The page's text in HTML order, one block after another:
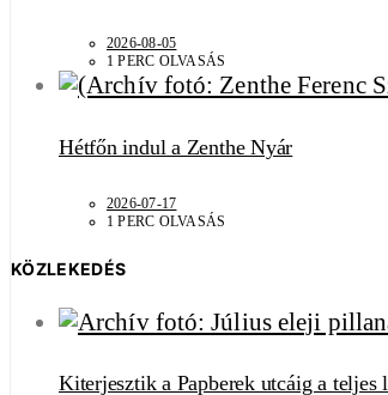
2026-08-05
1 PERC OLVASÁS
Hétfőn indul a Zenthe Nyár
2026-07-17
1 PERC OLVASÁS
KÖZLEKEDÉS
Kiterjesztik a Papberek utcáig a teljes